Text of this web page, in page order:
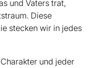
und Vaters trat,
Diese
stecken wir in jedes
und jeder